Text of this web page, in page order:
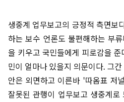
생중계 업무보고의 긍정적 측면보
하는 보수 언론도 불편해하는 부
을 키우고 국민들에게 피로감을
민이 얼마나 있을지 의문이다. 그
안은 외면하고 이른바 '따옴표 저
잘못된 관행이 업무보고 생중계